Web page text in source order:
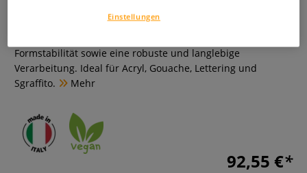
Borciani e Bonazzi TOP GRAPHIC Pinselset mit 10 veganen
Formstabilität sowie eine robuste und langlebige
Verarbeitung. Ideal für Acryl, Gouache, Lettering und
Sgraffito.
Mehr
92,55 €
Einstellungen